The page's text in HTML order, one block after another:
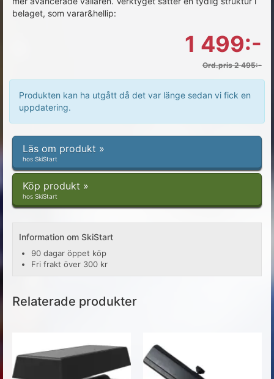
belaget, som varar&hellip:
1 499:-
Ord.pris 2 495:-
Produkten kan ha utgått då det var länge sedan vi fick en
uppdatering.
Läs om produkt »
hos SkiStart
Köp produkt »
hos SkiStart
Information om SkiStart
90 dagar öppet köp
Fri frakt över 300 kr
Relaterade produkter